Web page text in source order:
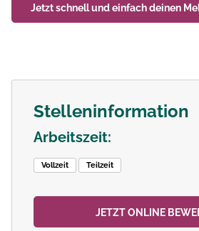
Jetzt schnell und einfach deinen
Stelleninformation
Arbeitszeit:
Vollzeit Teilzeit
JETZT ONLINE